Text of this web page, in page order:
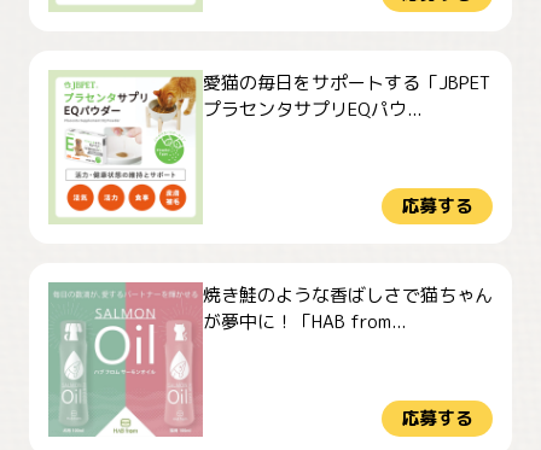
愛猫の毎日をサポートする「JBPET
プラセンタサプリEQパウ...
応募する
焼き鮭のような香ばしさで猫ちゃん
が夢中に！「HAB from...
応募する